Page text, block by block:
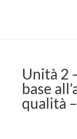
Unità 2
base
qualità